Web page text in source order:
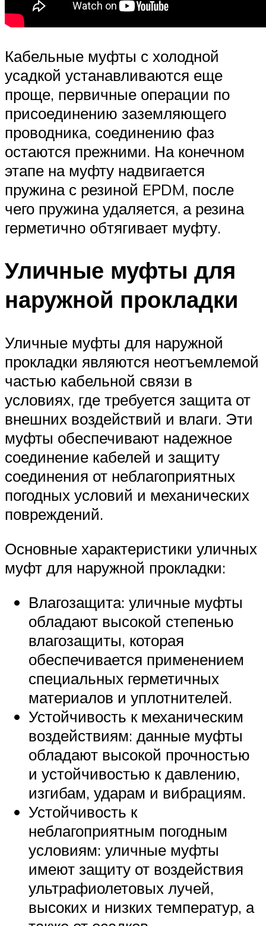
Кабельные муфты с холодной
усадкой устанавливаются еще
проще, первичные операции по
присоединению заземляющего
проводника, соединению фаз
остаются прежними. На конечном
этапе на муфту надвигается
пружина с резиной EPDM, после
чего пружина удаляется, а резина
герметично обтягивает муфту.
Уличные муфты для
наружной прокладки
Уличные муфты для наружной
прокладки являются неотъемлемой
частью кабельной связи в
условиях, где требуется защита от
внешних воздействий и влаги. Эти
муфты обеспечивают надежное
соединение кабелей и защиту
соединения от неблагоприятных
погодных условий и механических
повреждений.
Основные характеристики уличных
муфт для наружной прокладки:
Влагозащита: уличные муфты
обладают высокой степенью
влагозащиты, которая
обеспечивается применением
специальных герметичных
материалов и уплотнителей.
Устойчивость к механическим
воздействиям: данные муфты
обладают высокой прочностью
и устойчивостью к давлению,
изгибам, ударам и вибрациям.
Устойчивость к
неблагоприятным погодным
условиям: уличные муфты
имеют защиту от воздействия
ультрафиолетовых лучей,
высоких и низких температур, а